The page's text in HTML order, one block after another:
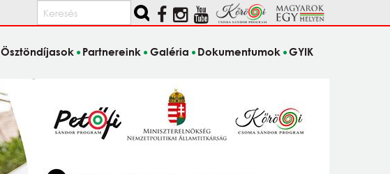
Keresés
Ösztöndíjasok Partnereink Galéria Dokumentumok GYIK